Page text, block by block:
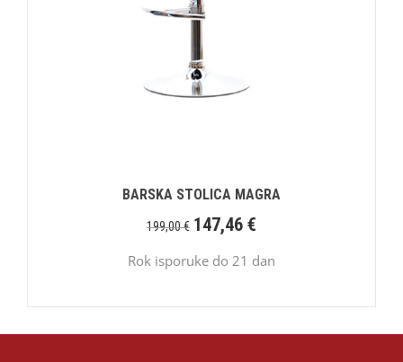
BARSKA STOLICA MAGRA
199,00€ 147,46 €
Rok isporuke do 21 dan